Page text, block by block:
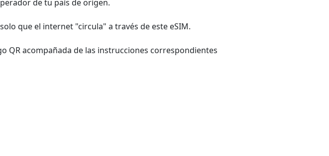
de tu país de origen.
que el internet "circula" a través de este eSIM.
QR acompañada de las instrucciones correspondientes